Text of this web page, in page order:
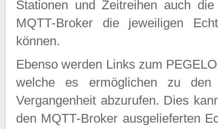
Stationen und Zeitreihen auch
MQTT-Broker die jeweiligen
können.
Ebenso werden Links zum
welche es ermöglichen zu den
Vergangenheit abzurufen. Dies
den MQTT-Broker ausgelieferten